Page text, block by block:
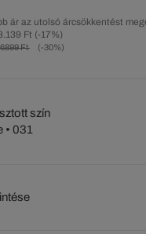
Ft (-30%)
ár az utolsó árcsökkentést
Ft (-17%)
szín
Fekete • 031